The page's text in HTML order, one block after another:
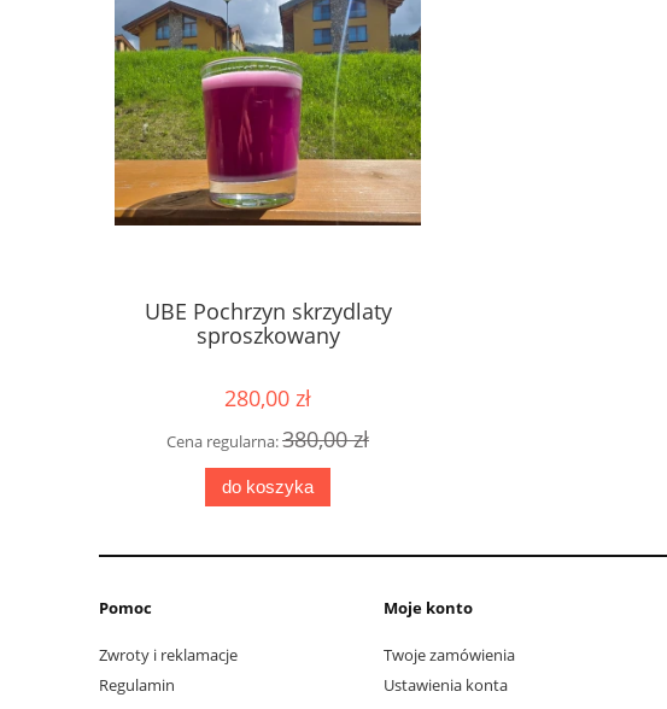
UBE Pochrzyn skrzydlaty
sproszkowany
280,00 zł
Cena regularna:380,00 zł
do koszyka
Pomoc
Zwroty i reklamacje
Regulamin
Moje konto
Twoje zamówienia
Ustawienia konta